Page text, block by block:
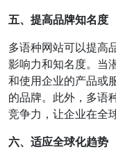
五、提高品牌知名度
多语种网站可以提高
影响力和知名度。当
和使用企业的产品或
的品牌。此外，多语
竞争力，让企业在全
六、适应全球化趋势